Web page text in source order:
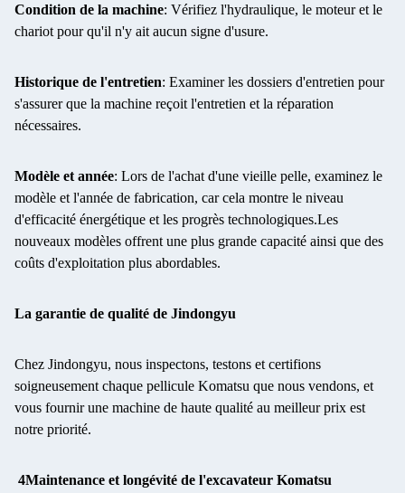
Condition de la machine: Vérifiez l'hydraulique, le moteur et le
chariot pour qu'il n'y ait aucun signe d'usure.
Historique de l'entretien: Examiner les dossiers d'entretien pour
s'assurer que la machine reçoit l'entretien et la réparation
nécessaires.
Modèle et année: Lors de l'achat d'une vieille pelle, examinez le
modèle et l'année de fabrication, car cela montre le niveau
d'efficacité énergétique et les progrès technologiques.Les
nouveaux modèles offrent une plus grande capacité ainsi que des
coûts d'exploitation plus abordables.
La garantie de qualité de Jindongyu
Chez Jindongyu, nous inspectons, testons et certifions
soigneusement chaque pellicule Komatsu que nous vendons, et
vous fournir une machine de haute qualité au meilleur prix est
notre priorité.
4Maintenance et longévité de l'excavateur Komatsu